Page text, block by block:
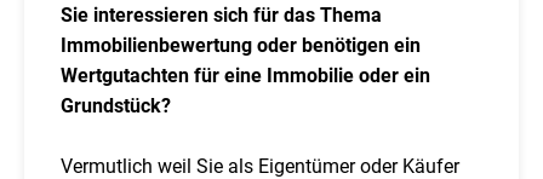
Sie interessieren sich für das Thema
Immobilienbewertung oder benötigen ein
Wertgutachten für eine Immobilie oder ein
Grundstück?
Vermutlich weil Sie als Eigentümer oder Käufer